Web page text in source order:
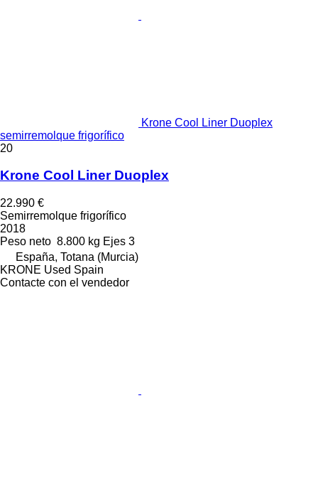
Krone Cool Liner Duoplex
semirremolque frigorífico
20
Krone Cool Liner Duoplex
22.990 €
Semirremolque frigorífico
2018
Peso neto 8.800 kg Ejes 3
España, Totana (Murcia)
KRONE Used Spain
Contacte con el vendedor